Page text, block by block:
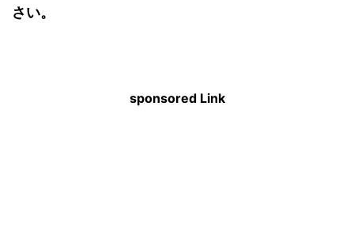
さい。
sponsored Link